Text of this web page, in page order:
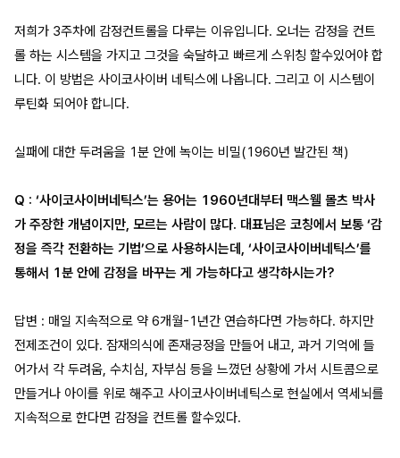
저희가 3주차에 감정컨트롤을 다루는 이유입니다. 오너는 감정을 컨트
롤 하는 시스템을 가지고 그것을 숙달하고 빠르게 스위칭 할수있어야 합
니다. 이 방법은 사이코사이버 네틱스에 나옵니다. 그리고 이 시스템이
루틴화 되어야 합니다.
실패에 대한 두려움을 1분 안에 녹이는 비밀(1960년 발간된 책)
Q : ‘사이코사이버네틱스’는 용어는 1960년대부터 맥스웰 몰츠 박사
가 주장한 개념이지만, 모르는 사람이 많다. 대표님은 코칭에서 보통 ‘감
정을 즉각 전환하는 기법’으로 사용하시는데, ‘사이코사이버네틱스’를
통해서 1분 안에 감정을 바꾸는 게 가능하다고 생각하시는가?
답변 : 매일 지속적으로 약 6개월-1년간 연습하다면 가능하다. 하지만
전제조건이 있다. 잠재의식에 존재긍정을 만들어 내고, 과거 기억에 들
어가서 각 두려움, 수치심, 자부심 등을 느꼈던 상황에 가서 시트콤으로
만들거나 아이를 위로 해주고 사이코사이버네틱스로 현실에서 역세뇌를
지속적으로 한다면 감정을 컨트롤 할수있다.